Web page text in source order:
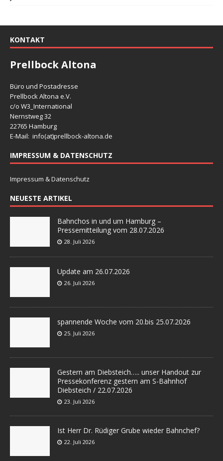
KONTAKT
Prellbock Altona
Büro und Postadresse
Prellbock Altona e.V.
c/o W3_International
Nernstweg 32
22765 Hamburg
E-Mail: info(at)prellbock-altona.de
IMPRESSUM & DATENSCHUTZ
Impressum & Datenschutz
NEUESTE ARTIKEL
Bahnchos in und um Hamburg –
Pressemitteilung vom 28.07.2026
28. Juli 2026
Update am 26.07.2026
26. Juli 2026
spannende Woche vom 20.bis 25.07.2026
25. Juli 2026
Gestern am Diebsteich….. unser Handout zur
Pressekonferenz gestern am S-Bahnhof
Diebsteich / 22.07.2026
23. Juli 2026
Ist Herr Dr. Rüdiger Grube wieder Bahnchef?
22. Juli 2026